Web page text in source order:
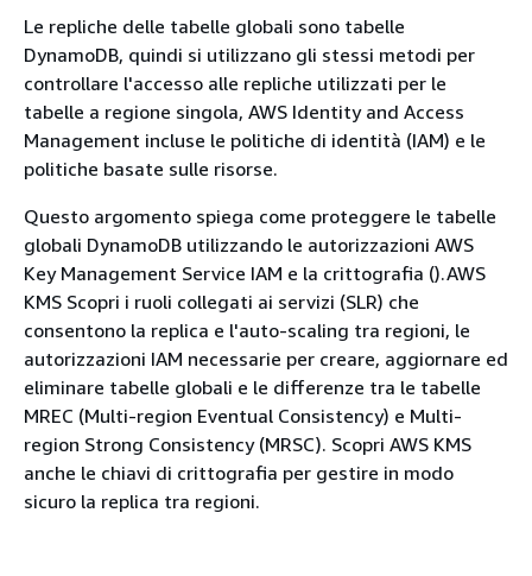
Le repliche delle tabelle globali sono tabelle
DynamoDB, quindi si utilizzano gli stessi metodi per
controllare l'accesso alle repliche utilizzati per le
tabelle a regione singola, AWS Identity and Access
Management incluse le politiche di identità (IAM) e le
politiche basate sulle risorse.
Questo argomento spiega come proteggere le tabelle
globali DynamoDB utilizzando le autorizzazioni AWS
Key Management Service IAM e la crittografia ().AWS
KMS Scopri i ruoli collegati ai servizi (SLR) che
consentono la replica e l'auto-scaling tra regioni, le
autorizzazioni IAM necessarie per creare, aggiornare ed
eliminare tabelle globali e le differenze tra le tabelle
MREC (Multi-region Eventual Consistency) e Multi-
region Strong Consistency (MRSC). Scopri AWS KMS
anche le chiavi di crittografia per gestire in modo
sicuro la replica tra regioni.